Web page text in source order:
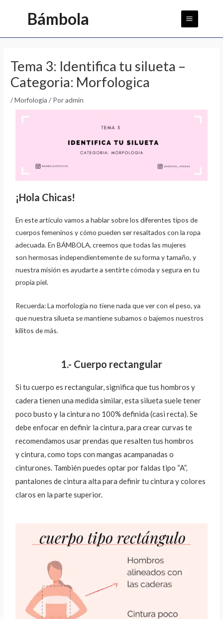
Bámbola
Main
Menu
Tema 3: Identifica tu silueta –
Categoria: Morfologica
/Morfología / Poradmin
¡Hola Chicas!
En este artículo vamos a hablar sobre los diferentes tipos de
cuerpos femeninos y cómopueden ser resaltados con la ropa
adecuada. En BÁMBOLA, creemos que todas las mujeres
sonhermosas independientemente de su forma y tamaño, y
nuestra misión es ayudarte a sentirtecómoda y segura en tu
propia piel.
Recuerda: La morfología no tiene nada que ver con el peso, ya
que nuestra silueta se mantiene subamos o bajemos nuestros
kilitos de más.
1.- Cuerpo rectangular
Si tu cuerpo es rectangular, significa que tus hombros y
cadera tienen una medida similar, estasilueta suele tener
poco busto y la cintura no 100% definida (casi recta). Se
debe enfocar endefinir la cintura, para crear curvas te
recomendamos usar prendas que resalten tus hombros
ycintura, como tops con mangas acampanadas o
cinturones. También puedes optar por faldastipo “A”,
pantalones de cintura alta para definir tu cintura y colores
claros en la parte superior.